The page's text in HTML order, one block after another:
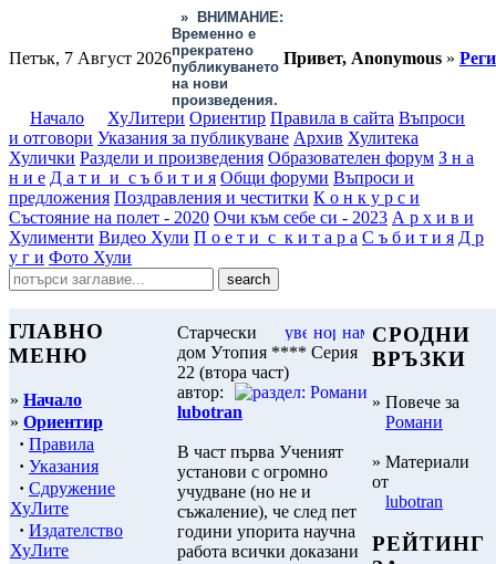
Петък, 7 Август 2026
»
ВНИМАНИЕ:
Временно е
прекратено
публикуването
на нови
произведения.
Привет, Anonymous »
Начало ХуЛитери Ориентир Правила в сайта Въпроси
и отговори Указания за публикуване Архив Хулитека
Хулички Раздели и произведения Образователен форум З н а
н и е Д а т и и с ъ б и т и я Общи форуми Въпроси и
предложения Поздравления и честитки К о н к у р с и
Състояние на полет - 2020 Очи към себе си - 2023 А р х и в и
Хулименти Видео Хули П о е т и с к и т а р а С ъ б и т и я Д р
у г и Фото Хули
ГЛАВНО
МЕНЮ
» Начало
» Ориентир
· Правила
· Указания
· Сдружение
ХуЛите
· Издателство
ХуЛите
Старчески
дом Утопия **** Серия
22 (втора част)
автор:
lubotran
В част първа Ученият
установи с огромно
учудване (но не и
съжаление), че след пет
години упорита научна
работа всички доказани
СРОДНИ
ВРЪЗКИ
» Повече за
Романи
» Материали
от
lubotran
РЕЙТИНГ